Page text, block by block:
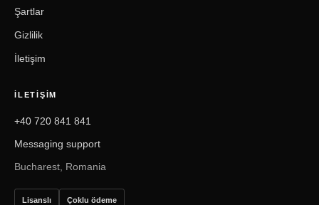
Şartlar
Gizlilik
İletişim
İLETIŞIM
+40 720 841 841
Messaging support
Bucharest, Romania
Lisanslı Çoklu ödeme